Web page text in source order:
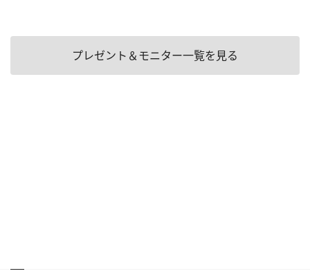
プレゼント＆モニター一覧を見る